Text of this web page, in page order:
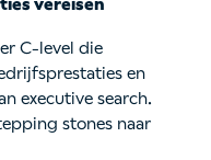
vereisen
C-level die
en
executive search.
stones naar